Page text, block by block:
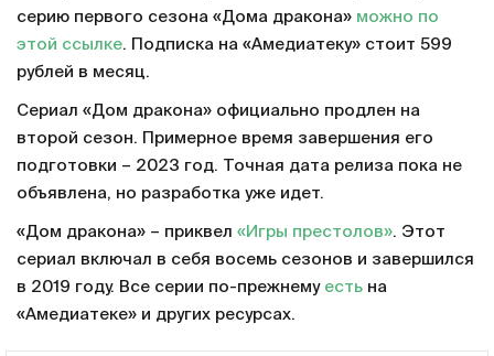
серию первого сезона «Дома дракона» можно по
этой ссылке. Подписка на «Амедиатеку» стоит 599
рублей в месяц.
Сериал «Дом дракона» официально продлен на
второй сезон. Примерное время завершения его
подготовки – 2023 год. Точная дата релиза пока не
объявлена, но разработка уже идет.
«Дом дракона» – приквел «Игры престолов». Этот
сериал включал в себя восемь сезонов и завершился
в 2019 году. Все серии по-прежнему есть на
«Амедиатеке» и других ресурсах.